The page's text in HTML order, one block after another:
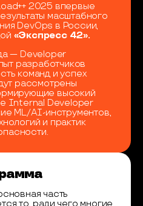
2025 впервые
масштабного
DevOps в России,
«Экспресс 42».
— Developer
разработчиков
команд и успех
рассмотрены
высокий
Internal Developer
ML/AI-инструментов,
и практик
часть
то, ради чего многие